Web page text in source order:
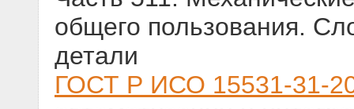
общего пользования.
детали
ГОСТ Р ИСО 15531-31-